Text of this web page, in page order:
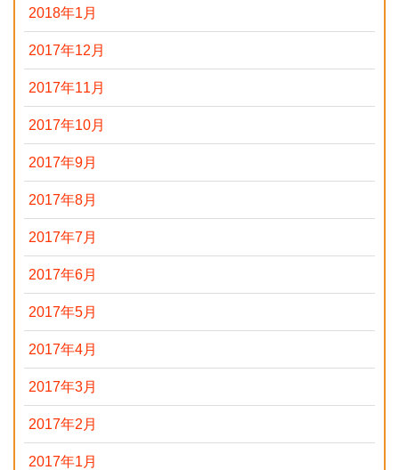
2018年1月
2017年12月
2017年11月
2017年10月
2017年9月
2017年8月
2017年7月
2017年6月
2017年5月
2017年4月
2017年3月
2017年2月
2017年1月